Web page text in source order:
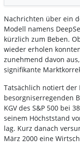
Nachrichten über ein
Modell namens
kürzlich zum Beben.
wieder erholen
zunehmend davon
signifikante
Tatsächlich notiert
besorgniserregenden
KGV des S&P 500 bei
seinem Höchststand
lag. Kurz danach
März 2000 eine